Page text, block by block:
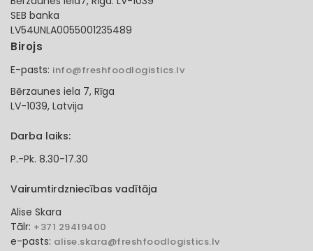
SEB banka
LV54UNLA0055001235489
Birojs
E-pasts: info@freshfoodlogistics.lv
Bērzaunes iela 7, Rīga
LV-1039, Latvija
Darba laiks:
P.-Pk. 8.30-17.30
Vairumtirdzniecības vadītāja
Alise Skara
Tālr: +371 29419400
e-pasts: alise.skara@freshfoodlogistics.lv